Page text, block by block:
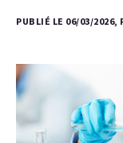
PUBLIÉ LE 06/03/2026,